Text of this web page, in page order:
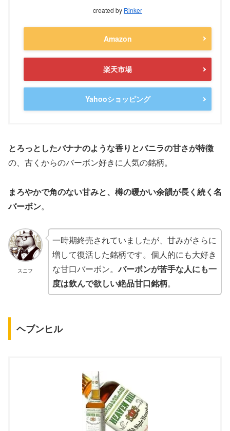
created by Rinker
Amazon
楽天市場
Yahooショッピング
とろっとしたバナナのような香りとバニラの甘さが特徴
の、古くからのバーボン好きに人気の銘柄。
まろやかで角のない甘みと、樽の暖かい余韻が長く続く名
バーボン。
スニフ
一時期終売されていましたが、甘みがさらに
増して復活した銘柄です。個人的にも大好き
な甘口バーボン。バーボンが苦手な人にも一
度は飲んで欲しい絶品甘口銘柄。
ヘブンヒル